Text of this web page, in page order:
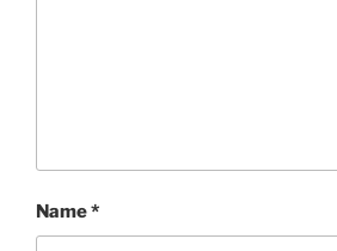
Name*